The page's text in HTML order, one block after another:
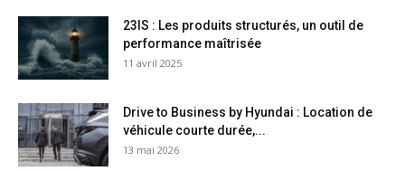
23IS : Les produits structurés, un outil de
performance maîtrisée
11 avril 2025
Drive to Business by Hyundai : Location de
véhicule courte durée,...
13 mai 2026